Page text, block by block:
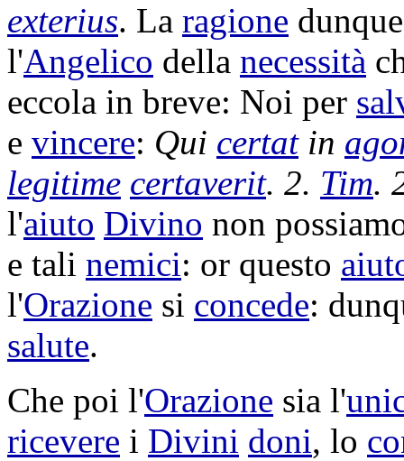
exterius. La ragione
l'Angelico della necessità
eccola in breve: Noi per
e vincere: Qui certatin
legitime certaverit. 2. Tim.
l'aiuto Divino non
e tali nemici: or questo
l'Orazione si concede:
salute.
Che poi l'Orazione sia l'
ricevere i Divini doni, lo